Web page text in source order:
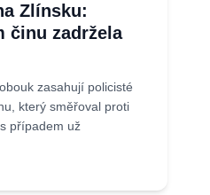
Zlínsku:
činu zadržela
zasahují policisté
který směřoval proti
případem už